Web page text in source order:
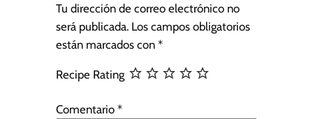
Tu dirección de correo electrónico no
será publicada. Los campos obligatorios
están marcados con *
Recipe Rating
Comentario *